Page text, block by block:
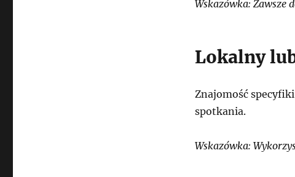
Wskazówka: Zawsze
Lokalny
Znajomość
spotkania.
Wskazówka: